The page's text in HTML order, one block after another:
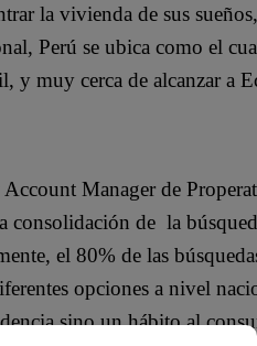
la vivienda de sus
Perú se ubica como el
y muy cerca de alcanzar a
Manager de
consolidación de la
el 80% de las
opciones a nivel
sino un hábito al